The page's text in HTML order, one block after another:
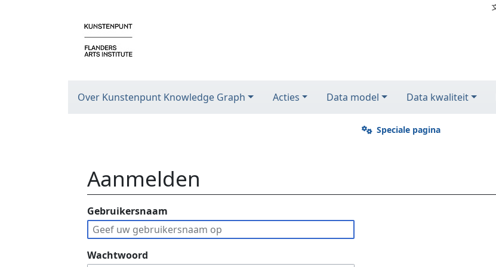
Over Kunstenpunt Knowledge Graph Acties Data model Data kwaliteit
Speciale pagina
Aanmelden
Ga naar:navigatie,
Gebruikersnaam
Wachtwoord